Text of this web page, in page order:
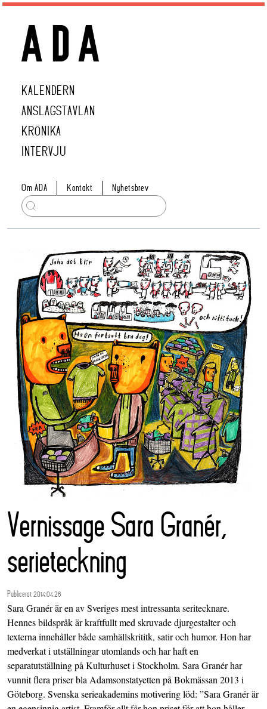
KALENDERN
ANSLAGSTAVLAN
KRÖNIKA
INTERVJU
Om ADA Kontakt Nyhetsbrev
Vernissage Sara Granér,
serieteckning
Publicerat 2014.04.26
Sara Granér är en av Sveriges mest intressanta seritecknare.
Hennes bildspråk är kraftfullt med skruvade djurgestalter och
texterna innehåller både samhällskrititk, satir och humor. Hon har
medverkat i utställningar utomlands och har haft en
separatutställning på Kulturhuset i Stockholm. Sara Granér har
vunnit flera priser bla Adamsonstatyetten på Bokmässan 2013 i
Göteborg. Svenska serieakademins motivering löd: ”Sara Granér är